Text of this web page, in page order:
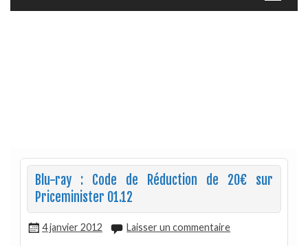
Blu-ray : Code de Réduction de 20€ sur
Priceminister 01.12
4 janvier 2012 Laisser un commentaire